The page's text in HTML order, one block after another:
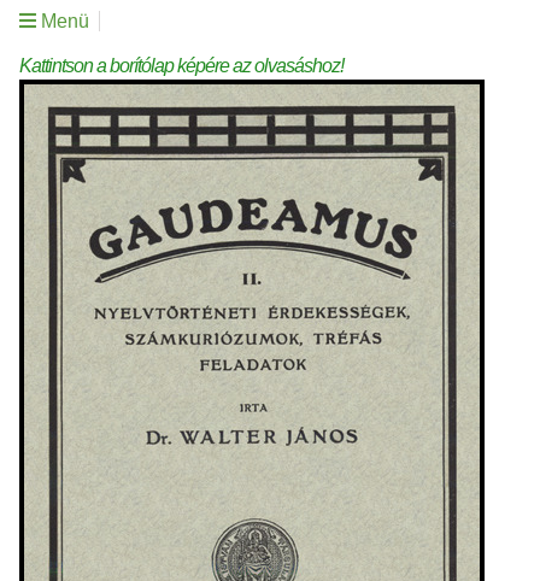
Menü
Kattintson a borítólap képére az olvasáshoz!